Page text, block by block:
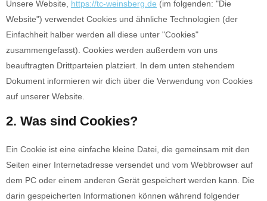
Unsere Website, https://tc-weinsberg.de (im folgenden: "Die
Website") verwendet Cookies und ähnliche Technologien (der
Einfachheit halber werden all diese unter "Cookies"
zusammengefasst). Cookies werden außerdem von uns
beauftragten Drittparteien platziert. In dem unten stehendem
Dokument informieren wir dich über die Verwendung von Cookies
auf unserer Website.
2. Was sind Cookies?
Ein Cookie ist eine einfache kleine Datei, die gemeinsam mit den
Seiten einer Internetadresse versendet und vom Webbrowser auf
dem PC oder einem anderen Gerät gespeichert werden kann. Die
darin gespeicherten Informationen können während folgender